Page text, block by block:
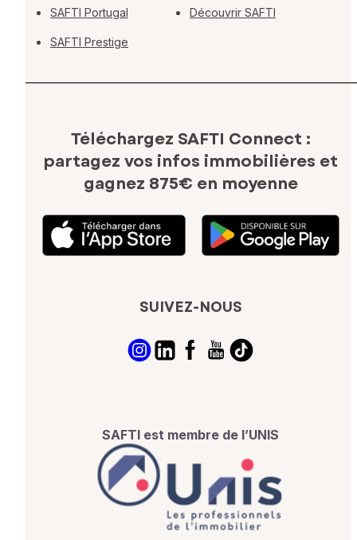
SAFTI Portugal
SAFTI Prestige
Découvrir SAFTI
Téléchargez SAFTI Connect :
partagez vos infos immobilières et
gagnez 875€ en moyenne
SUIVEZ-NOUS
SAFTI est membre de l’UNIS